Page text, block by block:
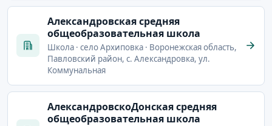
Александровская средняя
общеобразовательная школа
Школа · село Архиповка · Воронежская область,
Павловский район, с. Александровка, ул.
Коммунальная
АлександровскоДонская средняя
общеобразовательная школа